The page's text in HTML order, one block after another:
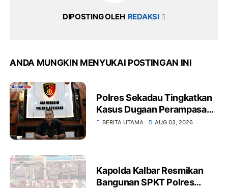
DIPOSTING OLEH REDAKSI
ANDA MUNGKIN MENYUKAI POSTINGAN INI
Polres Sekadau Tingkatkan
Kasus Dugaan Perampasan
Emas Ke Tahap Penyidikan
BERITA UTAMA AUG 03, 2026
Kapolda Kalbar Resmikan
Bangunan SPKT Polres